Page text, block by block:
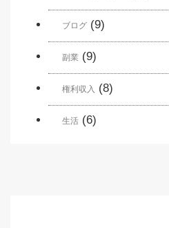
ブログ (9)
副業 (9)
権利収入 (8)
生活 (6)